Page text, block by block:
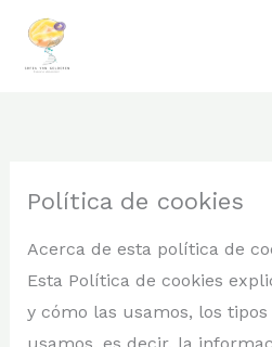
contenido
Política de cookies
Acerca de esta política de
Esta Política de cookies
y cómo las usamos, los